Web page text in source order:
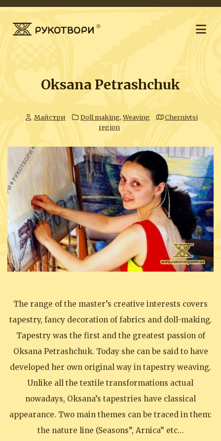
Oksana Petrashchuk
Майстри Doll making,Weaving
Chernivtsi
region
The range of the master’s creative interests covers
tapestry, fancy decoration of fabrics and doll-making.
Tapestry was the first and the greatest passion of
Oksana Petrashchuk. Today she can be said to have
developed her own original way in tapestry weaving.
Unlike all the textile transformations actual
nowadays, Oksana’s tapestries have classical
appearance. Two main themes can be traced in them:
the nature line (Seasons”, Arnica” etc…